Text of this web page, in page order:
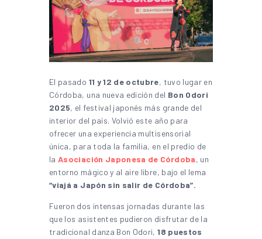
El pasado 11 y 12 de octubre, tuvo lugar en
Córdoba, una nueva edición del Bon Odori
2025, el festival japonés más grande del
interior del país. Volvió este año para
ofrecer una experiencia multisensorial
única, para toda la familia, en el predio de
laAsociación Japonesa de Córdoba, un
entorno mágico y al aire libre, bajo el lema
“viajá a Japón sin salir de Córdoba”.
Fueron dos intensas jornadas durante las
que los asistentes pudieron disfrutar de la
tradicional danza Bon Odori,18 puestos